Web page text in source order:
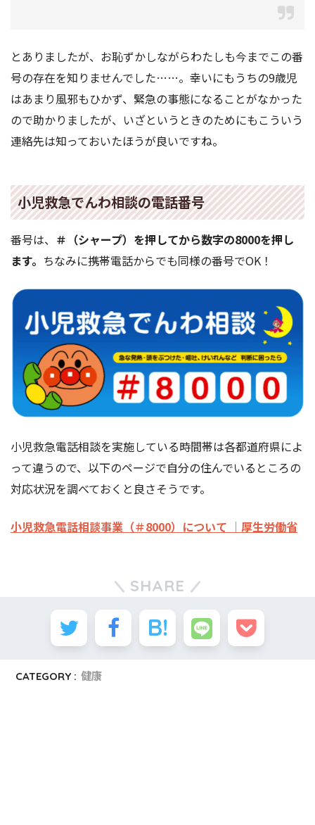
とありましたが、お恥ずかしながらわたしも今までこの番
号の存在を知りませんでした……。幸いにもうちの9歳児
はあまり風邪もひかず、緊急の事態になることがなかった
ので助かりましたが、いざというときのためにもこういう
連絡先は知っておいたほうが良いですね。
小児救急でんわ相談の電話番号
番号は、 ＃（シャープ）を押してから数字の8000を押し
ます。 ちなみに携帯電話からでも同様の番号でOK！
小児救急電話相談を実施している時間帯は各都道府県によ
って違うので、以下のページで自分の住んでいるところの
対応状況を調べておくと良さそうです。
小児救急電話相談事業（＃8000）について ｜厚生労働省
SHARE
CATEGORY : 健康